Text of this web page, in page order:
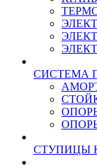
СИСТЕМА
СТУПИЦЫ